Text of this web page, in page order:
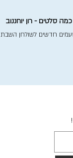
כמה סלטים - רון יוחננוב
חדשים לשולחן השבת